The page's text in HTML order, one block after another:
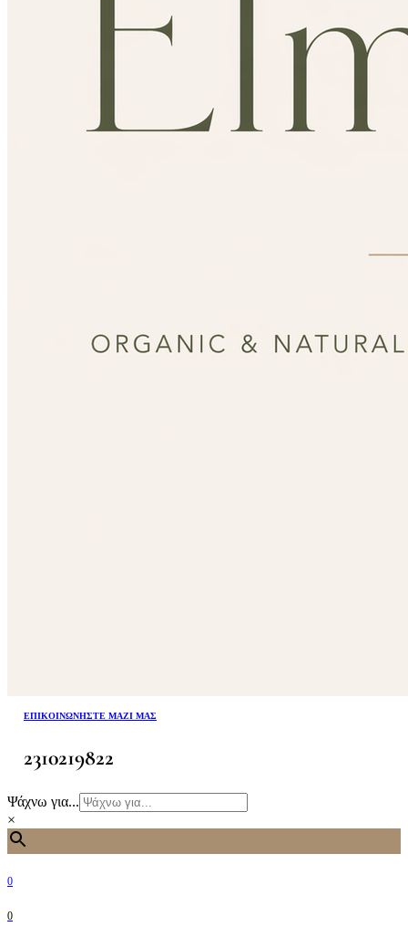
ΕΠΙΚΟΙΝΩΝΉΣΤΕ ΜΑΖΊ ΜΑΣ
2310219822
Ψάχνω για...
×
0
0